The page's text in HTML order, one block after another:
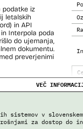
podatke iz
letalskih
in API
Interpola poda
do ujemanja,
dokumentu.
preverjenimi
obdelavi
drugih hudih
in drugih
glede na
na let,
njihove
VEČ
v slovenskem
za dostop do